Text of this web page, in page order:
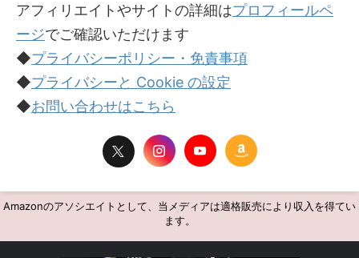
アフィリエイトやサイトの詳細はプロフィールペ
ージでご確認いただけます
◆プライバシーポリシー・免責事項
◆プライバシーと Cookie の設定
◆お問い合わせはこちら
Amazonのアソシエイトとして、当メディアは適格販売により収入を得てい
ます。